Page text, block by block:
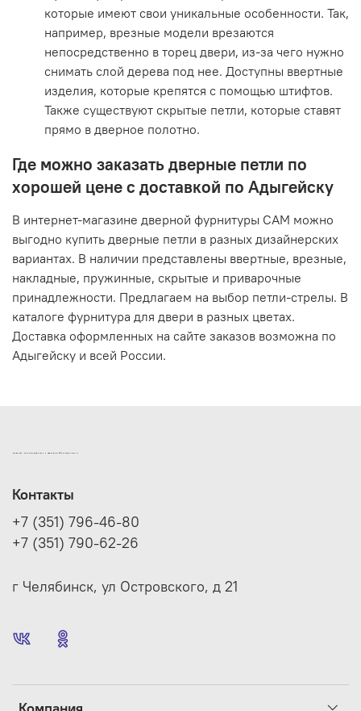
которые имеют свои уникальные особенности. Так,
например, врезные модели врезаются
непосредственно в торец двери, из-за чего нужно
снимать слой дерева под нее. Доступны ввертные
изделия, которые крепятся с помощью штифтов.
Также существуют скрытые петли, которые ставят
прямо в дверное полотно.
Где можно заказать дверные петли по
хорошей цене с доставкой по Адыгейску
В интернет-магазине дверной фурнитуры САМ можно
выгодно купить дверные петли в разных дизайнерских
вариантах. В наличии представлены ввертные, врезные,
накладные, пружинные, скрытые и приварочные
принадлежности. Предлагаем на выбор петли-стрелы. В
каталоге фурнитура для двери в разных цветах.
Доставка оформленных на сайте заказов возможна по
Адыгейску и всей России.
ИНТЕРНЕТ-МАГАЗИН ДВЕРНОЙ И МЕБЕЛЬНОЙ ФУРНИТУРЫ САМ
Контакты
+7 (351) 796-46-80
+7 (351) 790-62-26
г Челябинск, ул Островского, д 21